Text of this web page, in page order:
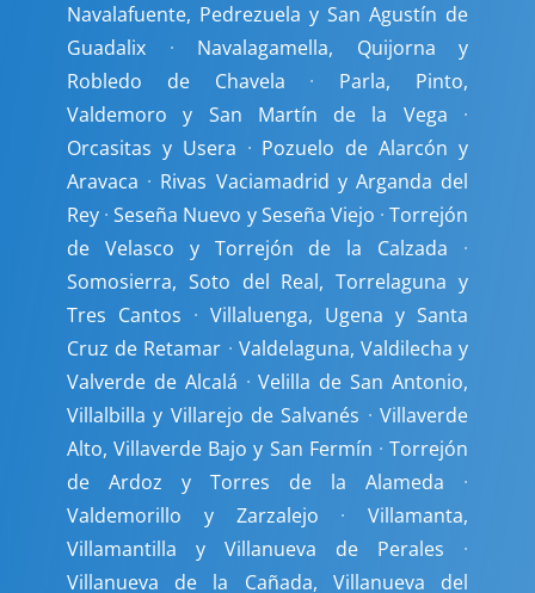
Navalafuente, Pedrezuela y San Agustín de
Guadalix · Navalagamella, Quijorna y
Robledo de Chavela · Parla, Pinto,
Valdemoro y San Martín de la Vega ·
Orcasitas y Usera · Pozuelo de Alarcón y
Aravaca · Rivas Vaciamadrid y Arganda del
Rey ·Seseña Nuevo y Seseña Viejo · Torrejón
de Velasco y Torrejón de la Calzada ·
Somosierra, Soto del Real, Torrelaguna y
Tres Cantos · Villaluenga, Ugena y Santa
Cruz de Retamar · Valdelaguna, Valdilecha y
Valverde de Alcalá ·Velilla de San Antonio,
Villalbilla y Villarejo de Salvanés ·Villaverde
Alto, Villaverde Bajo y San Fermín ·Torrejón
de Ardoz y Torres de la Alameda ·
Valdemorillo y Zarzalejo · Villamanta,
Villamantilla y Villanueva de Perales ·
Villanueva de la Cañada, Villanueva del